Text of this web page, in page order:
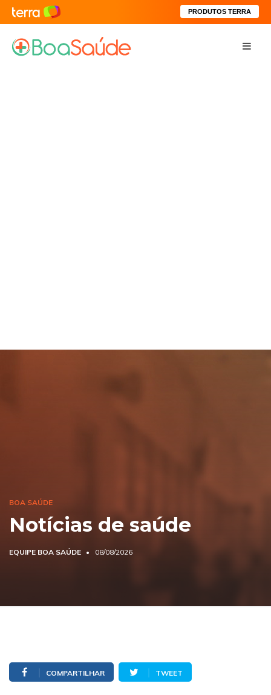
PRODUTOS TERRA
BOA SAÚDE
Notícias de saúde
EQUIPE BOA SAÚDE 08/08/2026
COMPARTILHAR TWEET